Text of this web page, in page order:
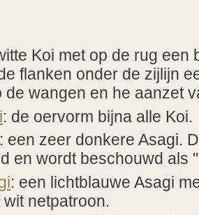
Koi met op de rug een
flanken onder de zijlijn
de wangen en he aanzet
: de oervorm bijna alle Koi.
: een zeer donkere Asagi.
en wordt beschouwd als
: een lichtblauwe Asagi
netpatroon.